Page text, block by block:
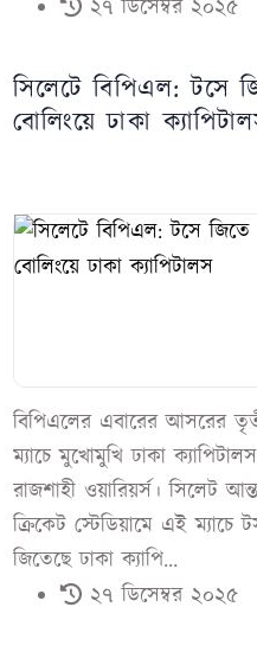
২৭ ডিসেম্বর ২০২৫
সিলেটে বিপিএল: টসে
বোলিংয়ে ঢাকা
বিপিএলের এবারের আসরের
ম্যাচে মুখোমুখি ঢাকা
রাজশাহী ওয়ারিয়র্স। সিলেট
ক্রিকেট স্টেডিয়ামে এই ম্যাচে
জিতেছে ঢাকা ক্যাপি...
২৭ ডিসেম্বর ২০২৫